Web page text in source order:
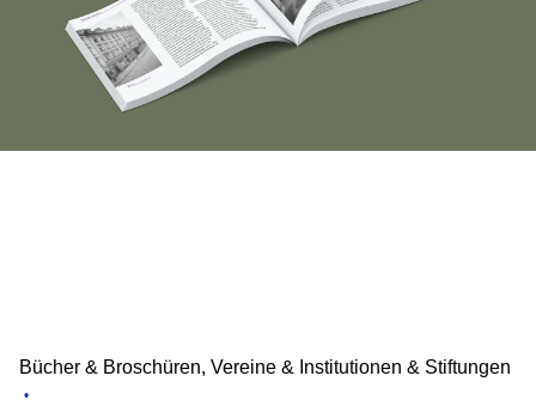
Bücher & Broschüren Vereine & Institutionen & Stiftungen